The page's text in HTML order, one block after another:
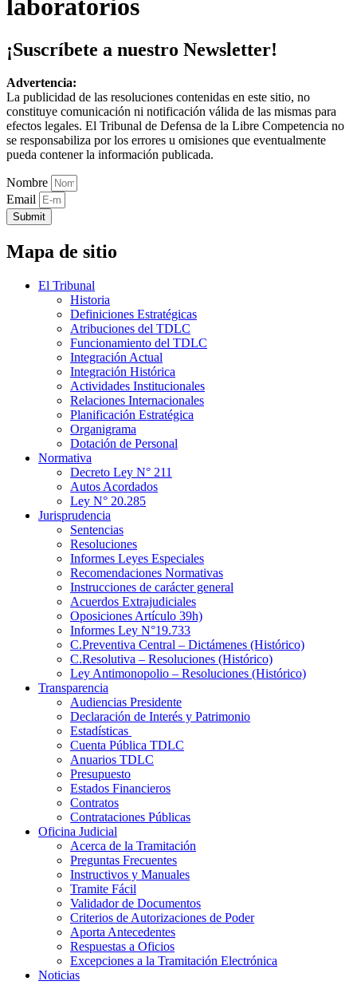
laboratorios
¡Suscríbete a nuestro Newsletter!
Advertencia:
La publicidad de las resoluciones contenidas en este sitio, no
constituye comunicación ni notificación válida de las mismas para
efectos legales. El Tribunal de Defensa de la Libre Competencia no
se responsabiliza por los errores u omisiones que eventualmente
pueda contener la información publicada.
Nombre
Email
Submit
Mapa de sitio
El Tribunal
Historia
Definiciones Estratégicas
Atribuciones del TDLC
Funcionamiento del TDLC
Integración Actual
Integración Histórica
Actividades Institucionales
Relaciones Internacionales
Planificación Estratégica
Organigrama
Dotación de Personal
Normativa
Decreto Ley N° 211
Autos Acordados
Ley N° 20.285
Jurisprudencia
Sentencias
Resoluciones
Informes Leyes Especiales
Recomendaciones Normativas
Instrucciones de carácter general
Acuerdos Extrajudiciales
Oposiciones Artículo 39h)
Informes Ley N°19.733
C.Preventiva Central – Dictámenes (Histórico)
C.Resolutiva – Resoluciones (Histórico)
Ley Antimonopolio – Resoluciones (Histórico)
Transparencia
Audiencias Presidente
Declaración de Interés y Patrimonio
Estadísticas
Cuenta Pública TDLC
Anuarios TDLC
Presupuesto
Estados Financieros
Contratos
Contrataciones Públicas
Oficina Judicial
Acerca de la Tramitación
Preguntas Frecuentes
Instructivos y Manuales
Tramite Fácil
Validador de Documentos
Criterios de Autorizaciones de Poder
Aporta Antecedentes
Respuestas a Oficios
Excepciones a la Tramitación Electrónica
Noticias